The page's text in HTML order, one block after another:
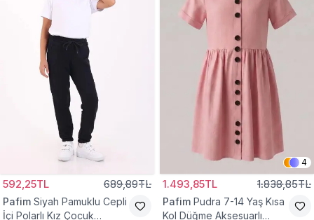
592,25TL 689,89TL
Pafim Siyah Pamuklu Cepli
İçi Polarlı Kız Çocuk
4
1.493,85TL 1.838,85TL
Pafim Pudra 7-14 Yaş Kısa
Kol Düğme Aksesuarlı